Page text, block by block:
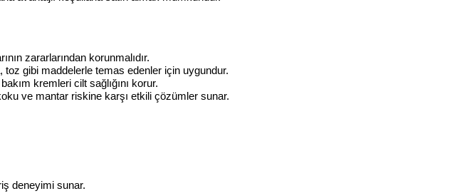
zararlarından korunmalıdır.
toz gibi maddelerle temas edenler için uygundur.
kremleri cilt sağlığını korur.
ve mantar riskine karşı etkili çözümler sunar.
deneyimi sunar.